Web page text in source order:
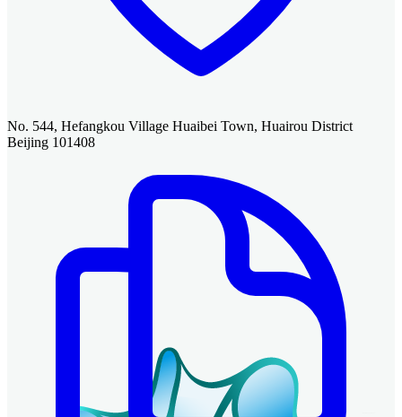
No. 544, Hefangkou Village Huaibei Town, Huairou District
Beijing 101408